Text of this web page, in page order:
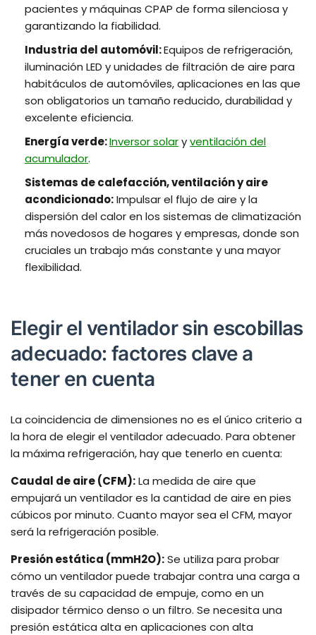
pacientes y máquinas CPAP de forma silenciosa y
garantizando la fiabilidad.
Industria del automóvil:Equipos de refrigeración,
iluminación LED y unidades de filtración de aire para
habitáculos de automóviles, aplicaciones en las que
son obligatorios un tamaño reducido, durabilidad y
excelente eficiencia.
Energía verde:Inversor solaryventilación del
acumulador.
Sistemas de calefacción, ventilación y aire
acondicionado:Impulsar el flujo de aire y la
dispersión del calor en los sistemas de climatización
más novedosos de hogares y empresas, donde son
cruciales un trabajo más constante y una mayor
flexibilidad.
Elegir el ventilador sin escobillas
adecuado: factores clave a
tener en cuenta
La coincidencia de dimensiones no es el único criterio a
la hora de elegir el ventilador adecuado. Para obtener
la máxima refrigeración, hay que tenerlo en cuenta:
Caudal de aire (CFM):La medida de aire que
empujará un ventilador es la cantidad de aire en pies
cúbicos por minuto. Cuanto mayor sea el CFM, mayor
será la refrigeración posible.
Presión estática (mmH2O):Se utiliza para probar
cómo un ventilador puede trabajar contra una carga a
través de su capacidad de empuje, como en un
disipador térmico denso o un filtro. Se necesita una
presión estática alta en aplicaciones con alta